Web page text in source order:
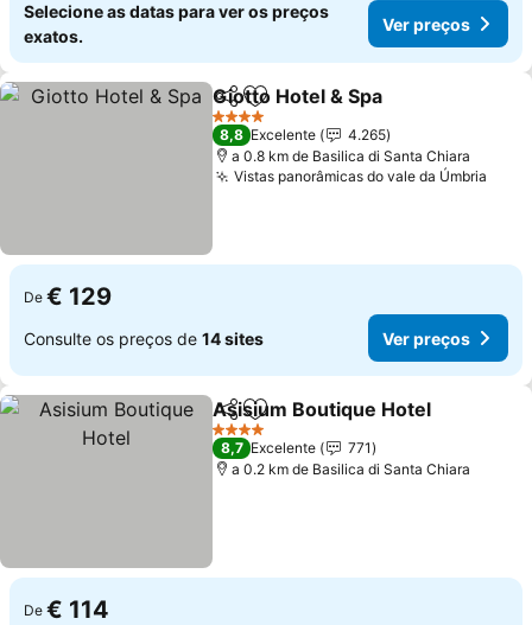
Selecione as datas para ver os preços
exatos.
Ver preços
PartilharAdicionar aos favoritos
Giotto Hotel & Spa
4 Estrelas
8,8 Excelente
4.265
a 0.8 km de Basilica di Santa Chiara
Vistas panorâmicas do vale da Úmbria
De € 129
Consulte os preços de 14 sites Ver preços
PartilharAdicionar aos favoritos
Asisium Boutique Hotel
4 Estrelas
8,7 Excelente
771
a 0.2 km de Basilica di Santa Chiara
De € 114